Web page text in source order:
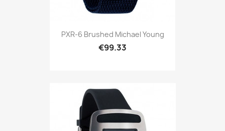
PXR-6 Brushed Michael Young
€99.33